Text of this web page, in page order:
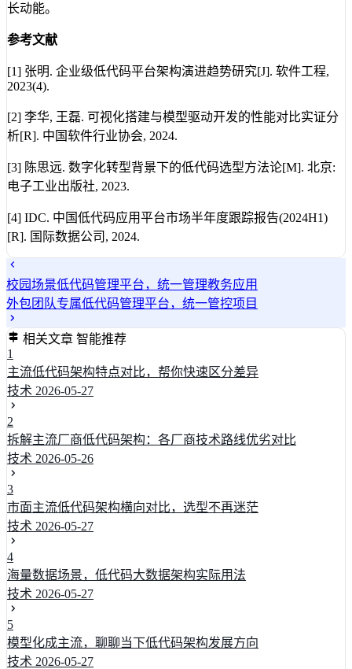
长动能。
参考文献
[1] 张明. 企业级低代码平台架构演进趋势研究[J]. 软件工程,
2023(4).
[2] 李华, 王磊. 可视化搭建与模型驱动开发的性能对比实证分
析[R]. 中国软件行业协会, 2024.
[3] 陈思远. 数字化转型背景下的低代码选型方法论[M]. 北京:
电子工业出版社, 2023.
[4] IDC. 中国低代码应用平台市场半年度跟踪报告(2024H1)
[R]. 国际数据公司, 2024.
校园场景低代码管理平台，统一管理教务应用
外包团队专属低代码管理平台，统一管控项目
相关文章 智能推荐
1
主流低代码架构特点对比，帮你快速区分差异
技术 2026-05-27
2
拆解主流厂商低代码架构：各厂商技术路线优劣对比
技术 2026-05-26
3
市面主流低代码架构横向对比，选型不再迷茫
技术 2026-05-27
4
海量数据场景，低代码大数据架构实际用法
技术 2026-05-27
5
模型化成主流，聊聊当下低代码架构发展方向
技术 2026-05-27